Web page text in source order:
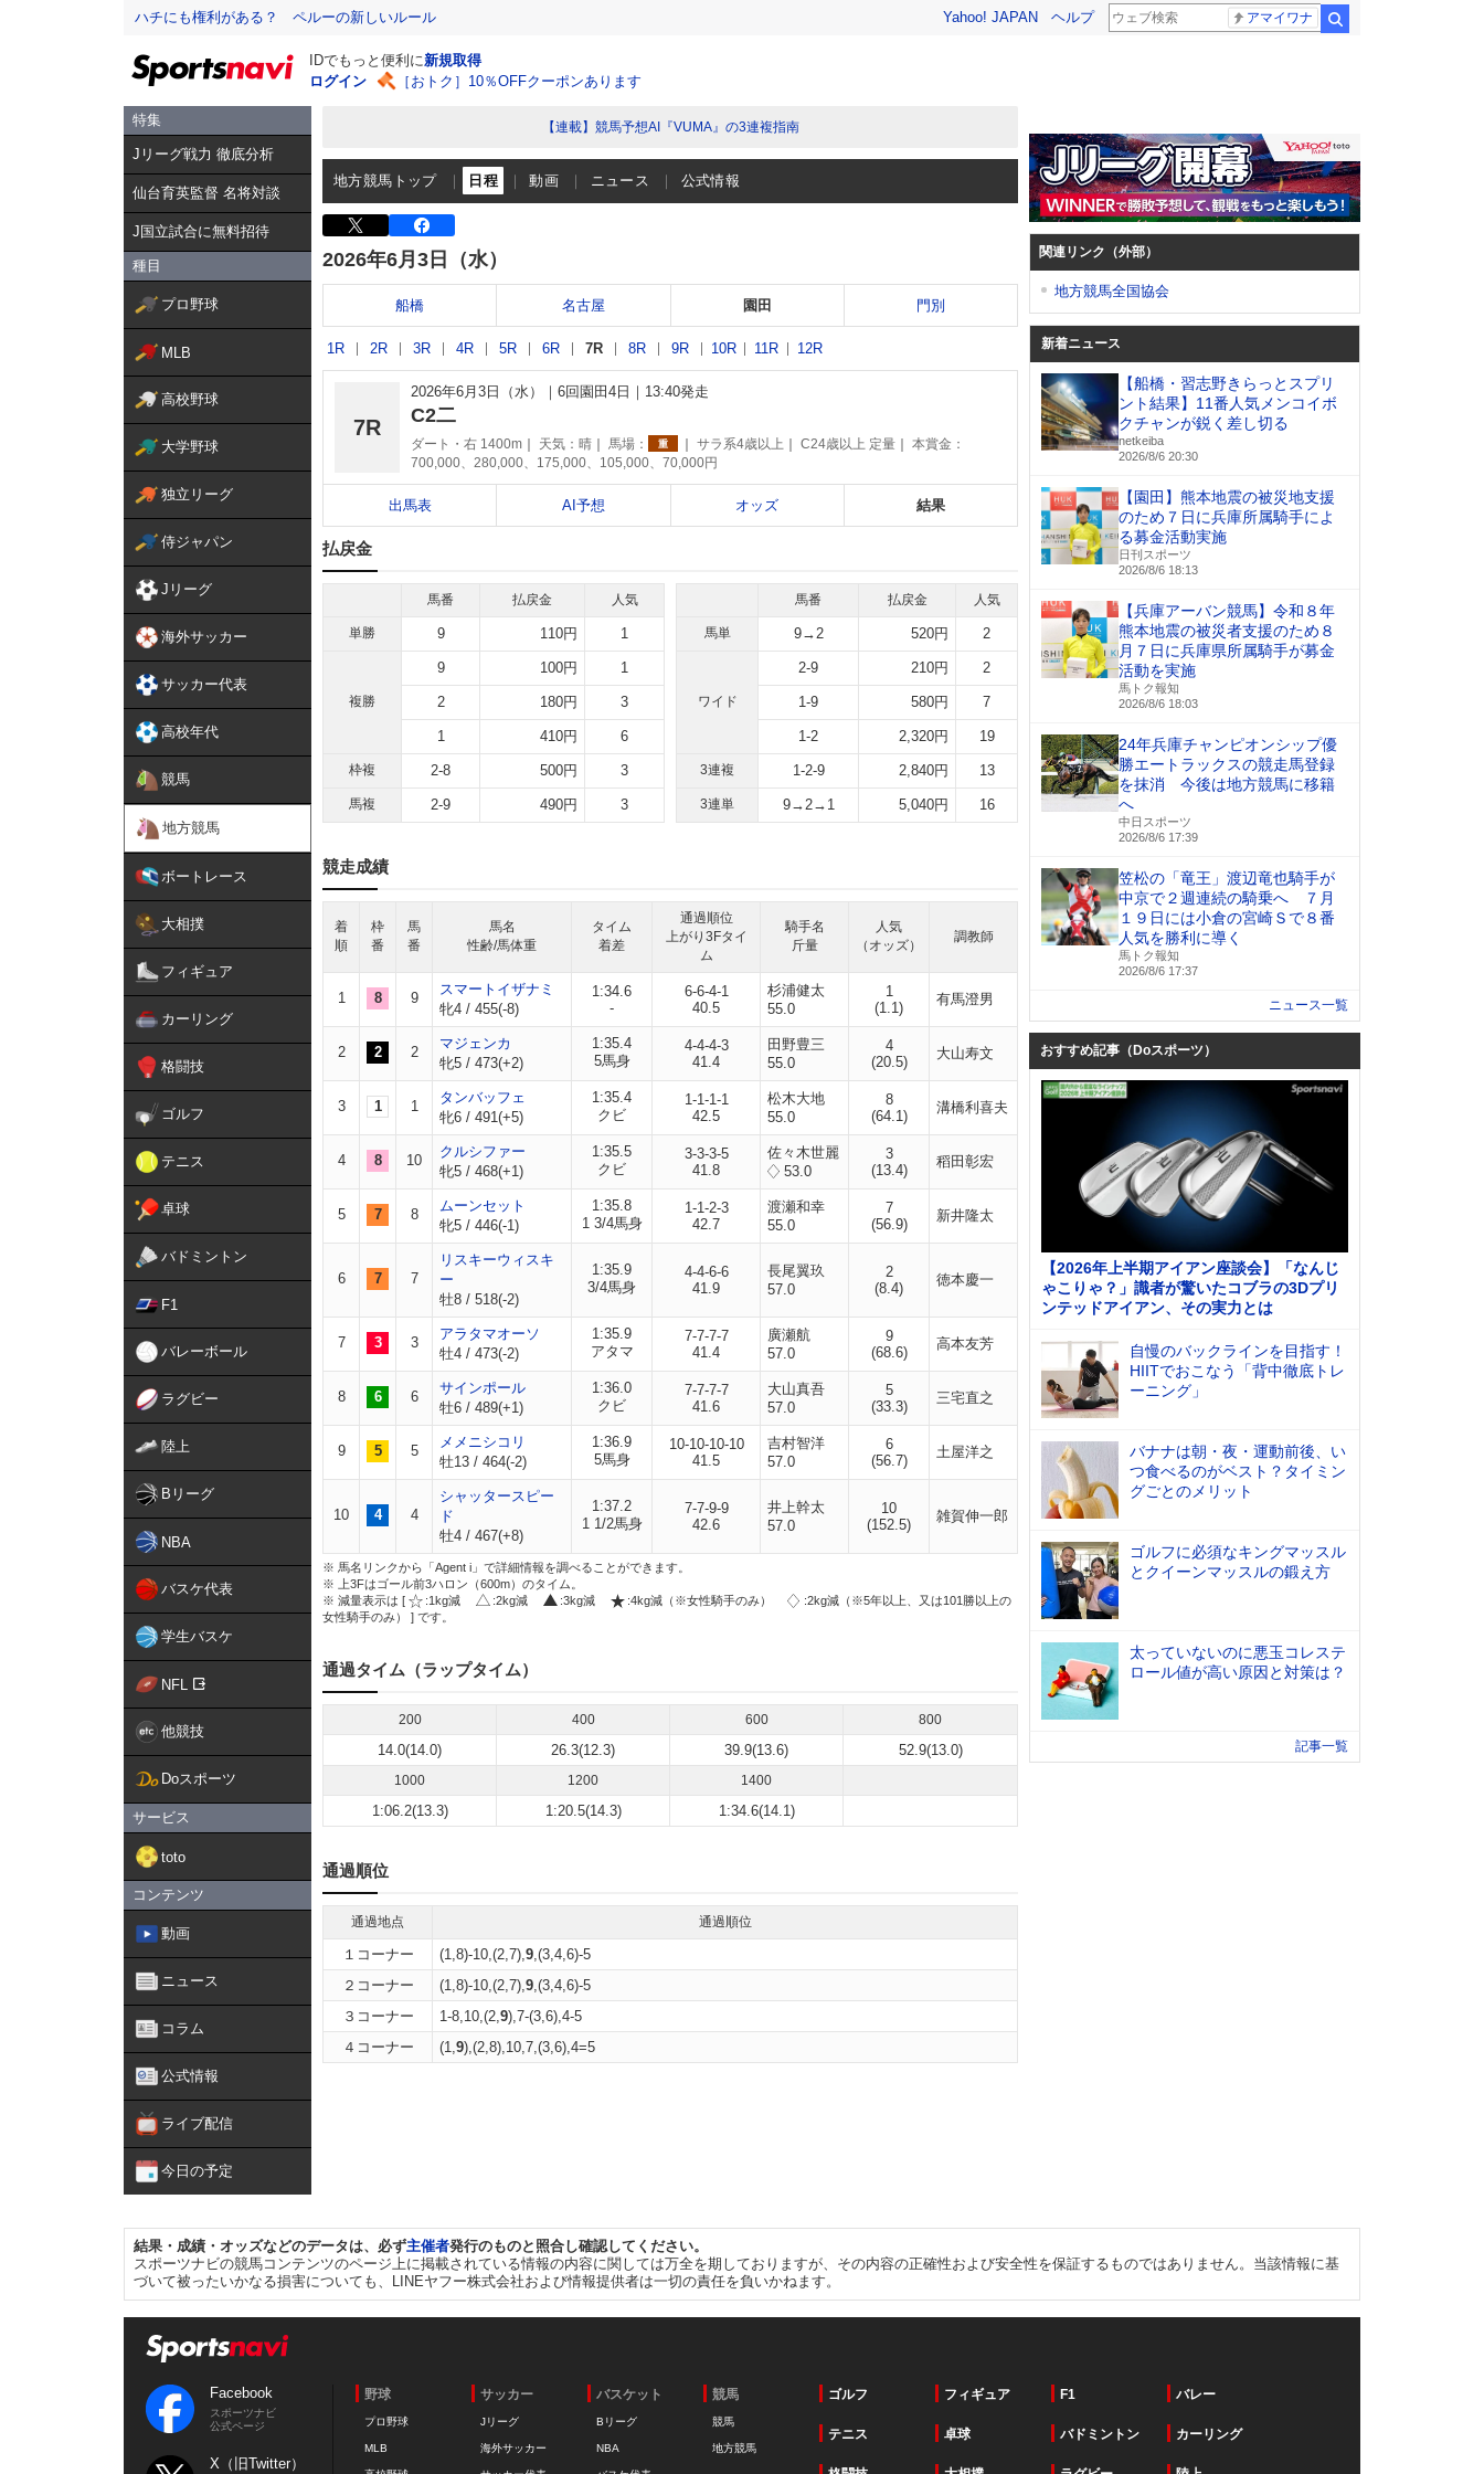
ハチにも権利がある？ ペルーの新しいルール Yahoo! JAPAN ヘルプ アマイワナ
IDでもっと便利に新規取得
ログイン
［おトク］10％OFFクーポンあります
特集
Jリーグ戦力 徹底分析
仙台育英監督 名将対談
J国立試合に無料招待
種目
プロ野球
MLB
高校野球
大学野球
独立リーグ
侍ジャパン
Jリーグ
海外サッカー
サッカー代表
高校年代
競馬
地方競馬
ボートレース
大相撲
フィギュア
カーリング
格闘技
ゴルフ
テニス
卓球
バドミントン
F1
バレーボール
ラグビー
陸上
Bリーグ
NBA
バスケ代表
学生バスケ
NFL
他競技
Doスポーツ
サービス
toto
コンテンツ
動画
ニュース
コラム
公式情報
ライブ配信
今日の予定
【連載】競馬予想AI『VUMA』の3連複指南
地方競馬トップ 日程 動画 ニュース 公式情報
2026年6月3日（水）
船橋 名古屋 園田 門別
1R 2R 3R 4R 5R 6R 7R 8R 9R 10R 11R 12R
7R
2026年6月3日（水） 6回園田4日 13:40発走
C2二
ダート・右 1400m 天気： 晴 馬場： 重 サラ系4歳以上 C24歳以上 定量
本賞金：
700,000、280,000、175,000、105,000、70,000円
出馬表 AI予想 オッズ 結果
払戻金
馬番 払戻金 人気
単勝 9 110円 1
複勝
9 100円 1
2 180円 3
1 410円 6
枠複 2-8 500円 3
馬複 2-9 490円 3
馬番 払戻金 人気
馬単 9→2 520円 2
ワイド
2-9 210円 2
1-9 580円 7
1-2 2,320円 19
3連複 1-2-9 2,840円 13
3連単 9→2→1 5,040円 16
競走成績
着
順
枠
番
馬
番
馬名
性齢/馬体重
タイム
着差
通過順位
上がり3Fタイ
ム
騎手名
斤量
人気
（オッズ）
調教師
1 8 9
スマートイザナミ
牝4 / 455(-8)
1:34.6
-
6-6-4-1
40.5
杉浦健太
55.0
1
(1.1)
有馬澄男
2 2 2
マジェンカ
牝5 / 473(+2)
1:35.4
5馬身
4-4-4-3
41.4
田野豊三
55.0
4
(20.5)
大山寿文
3 1 1
タンバッフェ
牝6 / 491(+5)
1:35.4
クビ
1-1-1-1
42.5
松木大地
55.0
8
(64.1)
溝橋利喜夫
4 8 10
クルシファー
牝5 / 468(+1)
1:35.5
クビ
3-3-3-5
41.8
佐々木世麗
53.0
3
(13.4)
稻田彰宏
5 7 8
ムーンセット
牝5 / 446(-1)
1:35.8
1 3/4馬身
1-1-2-3
42.7
渡瀬和幸
55.0
7
(56.9)
新井隆太
6 7 7
リスキーウィスキ
ー
牡8 / 518(-2)
1:35.9
3/4馬身
4-4-6-6
41.9
長尾翼玖
57.0
2
(8.4)
徳本慶一
7 3 3
アラタマオーソ
牡4 / 473(-2)
1:35.9
アタマ
7-7-7-7
41.4
廣瀬航
57.0
9
(68.6)
高本友芳
8 6 6
サインポール
牡6 / 489(+1)
1:36.0
クビ
7-7-7-7
41.6
大山真吾
57.0
5
(33.3)
三宅直之
9 5 5
メメニシコリ
牡13 / 464(-2)
1:36.9
5馬身
10-10-10-10
41.5
吉村智洋
57.0
6
(56.7)
土屋洋之
10 4 4
シャッタースピー
ド
牡4 / 467(+8)
1:37.2
1 1/2馬身
7-7-9-9
42.6
井上幹太
57.0
10
(152.5)
雑賀伸一郎
※ 馬名リンクから「Agent i」で詳細情報を調べることができます。
※ 上3Fはゴール前3ハロン（600m）のタイム。
※ 減量表示は [
:1kg減 :2kg減 :3kg減 :4kg減（※女性騎手のみ）
:2kg減（※5年以上、又は101勝以上の
女性騎手のみ） ] です。
通過タイム（ラップタイム）
200 400 600 800
14.0(14.0) 26.3(12.3) 39.9(13.6) 52.9(13.0)
1000 1200 1400
1:06.2(13.3) 1:20.5(14.3) 1:34.6(14.1)
通過順位
通過地点 通過順位
１コーナー (1,8)-10,(2,7),9,(3,4,6)-5
２コーナー
(1,8)-10,(2,7),9,(3,4,6)-5
３コーナー
1-8,10,(2,9),7-(3,6),4-5
４コーナー
(1,9),(2,8),10,7,(3,6),4=5
関連リンク（外部）
地方競馬全国協会
新着ニュース
【船橋・習志野きらっとスプリ
ント結果】11番人気メンコイボ
クチャンが鋭く差し切る
netkeiba
2026/8/6 20:30
【園田】熊本地震の被災地支援
のため７日に兵庫所属騎手によ
る募金活動実施
日刊スポーツ
2026/8/6 18:13
【兵庫アーバン競馬】令和８年
熊本地震の被災者支援のため８
月７日に兵庫県所属騎手が募金
活動を実施
馬トク報知
2026/8/6 18:03
24年兵庫チャンピオンシップ優
勝エートラックスの競走馬登録
を抹消 今後は地方競馬に移籍
へ
中日スポーツ
2026/8/6 17:39
笠松の「竜王」渡辺竜也騎手が
中京で２週連続の騎乗へ ７月
１９日には小倉の宮崎Ｓで８番
人気を勝利に導く
馬トク報知
2026/8/6 17:37
ニュース一覧
おすすめ記事（Doスポーツ）
【2026年上半期アイアン座談会】「なんじ
ゃこりゃ？」識者が驚いたコブラの3Dプリ
ンテッドアイアン、その実力とは
自慢のバックラインを目指す！
HIITでおこなう「背中徹底トレ
ーニング」
バナナは朝・夜・運動前後、い
つ食べるのがベスト？タイミン
グごとのメリット
ゴルフに必須なキングマッスル
とクイーンマッスルの鍛え方
太っていないのに悪玉コレステ
ロール値が高い原因と対策は？
記事一覧
結果・成績・オッズなどのデータは、必ず主催者発行のものと照合し確認してください。
スポーツナビの競馬コンテンツのページ上に掲載されている情報の内容に関しては万全を期しておりますが、その内容の正確性および安全性を保証するものではありません。当該情報に基
づいて被ったいかなる損害についても、LINEヤフー株式会社および情報提供者は一切の責任を負いかねます。
Facebook
スポーツナビ
公式ページ
X（旧Twitter）
野球
プロ野球
MLB
サッカー
Jリーグ
海外サッカー
バスケット
Bリーグ
NBA
競馬
競馬
地方競馬
ゴルフ フィギュア F1 バレー
テニス 卓球 バドミントン カーリング